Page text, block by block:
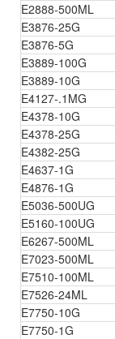
E2888-500ML
E3876-25G
E3876-5G
E3889-100G
E3889-10G
E4127-.1MG
E4378-10G
E4378-25G
E4382-25G
E4637-1G
E4876-1G
E5036-500UG
E5160-100UG
E6267-500ML
E7023-500ML
E7510-100ML
E7526-24ML
E7750-10G
E7750-1G